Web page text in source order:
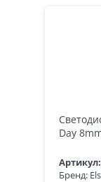
Day
Артикул:
Бренд: